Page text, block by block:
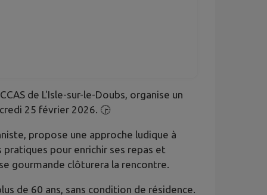
de L'Isle-sur-le-Doubs, organise un
25 février 2026. 🕞
propose une approche ludique à
pour enrichir ses repas et
gourmande clôturera la rencontre.
de 60 ans, sans condition de résidence.